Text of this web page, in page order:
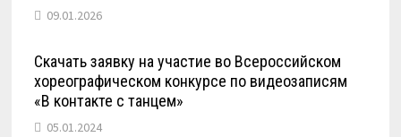
09.01.2026
Скачать заявку на участие во Всероссийском
хореографическом конкурсе по видеозаписям
«В контакте с танцем»
05.01.2024